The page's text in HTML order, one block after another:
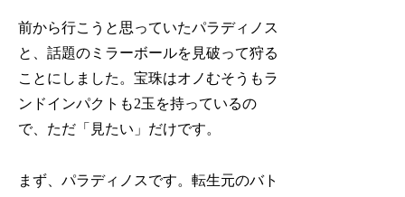
前から行こうと思っていたパラディノス
と、話題のミラーボールを見破って狩る
ことにしました。宝珠はオノむそうもラ
ンドインパクトも2玉を持っているの
で、ただ「見たい」だけです。
まず、パラディノスです。転生元のバト